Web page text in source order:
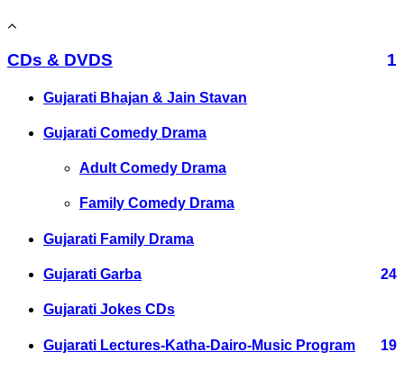
CDs & DVDS 1
Gujarati Bhajan & Jain Stavan
Gujarati Comedy Drama
Adult Comedy Drama
Family Comedy Drama
Gujarati Family Drama
Gujarati Garba 24
Gujarati Jokes CDs
Gujarati Lectures-Katha-Dairo-Music Program 19